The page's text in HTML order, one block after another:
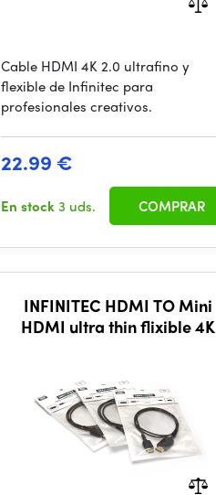
Cable HDMI 4K 2.0 ultrafino y
flexible de Infinitec para
profesionales creativos.
22.99 €
En stock3 uds. COMPRAR
INFINITEC HDMI TO Mini
HDMI ultra thin flixible 4K